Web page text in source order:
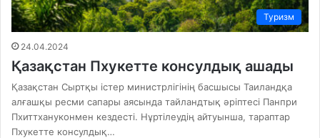
Туризм
24.04.2024
Қазақстан Пхукетте консулдық ашады
Қазақстан Сыртқы істер министрлігінің басшысы Таиландқа
алғашқы ресми сапары аясында тайландтық әріптесі Панпри
Пхиттхануконмен кездесті. Нұртілеудің айтуынша, тараптар
Пхукетте консулдық…